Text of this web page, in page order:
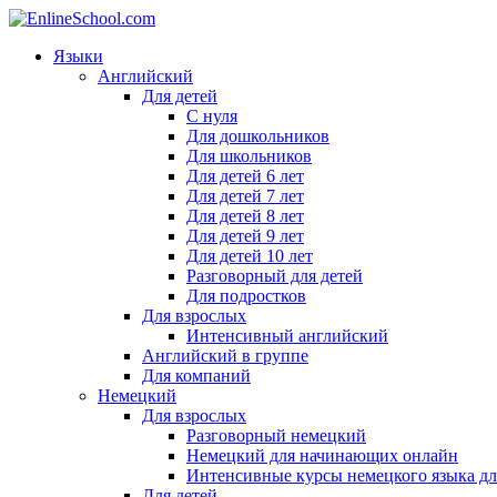
Языки
Английский
Для детей
С нуля
Для дошкольников
Для школьников
Для детей 6 лет
Для детей 7 лет
Для детей 8 лет
Для детей 9 лет
Для детей 10 лет
Разговорный для детей
Для подростков
Для взрослых
Интенсивный английский
Английский в группе
Для компаний
Немецкий
Для взрослых
Разговорный немецкий
Немецкий для начинающих онлайн
Интенсивные курсы немецкого языка